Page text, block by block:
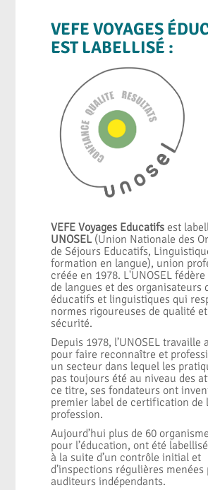
VEFE VOYAGES
EST LABELLISÉ :
VEFE Voyages Educatifs est
UNOSEL (Union Nationale des
de Séjours Educatifs,
formation en langue), union
créée en 1978. L'UNOSEL
de langues et des organisateurs
éducatifs et linguistiques qui
normes rigoureuses de qualité
sécurité.
Depuis 1978, l’UNOSEL travaille
pour faire reconnaître et
un secteur dans lequel les
pas toujours été au niveau des
ce titre, ses fondateurs ont
premier label de certification de
profession.
Aujourd’hui plus de 60
pour l’éducation, ont été
à la suite d’un contrôle initial et
d’inspections régulières menées
auditeurs indépendants.